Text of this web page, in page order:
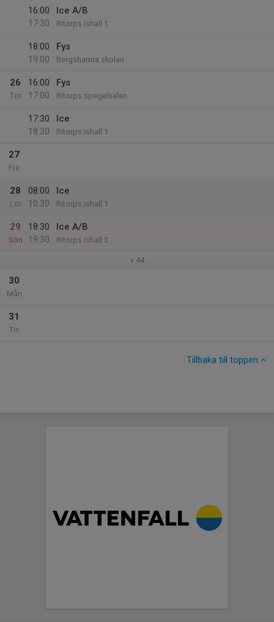
16:00
17:30
Ice A/B
Ritorps ishall 1
18:00
19:00
Fys
Bergshamra skolan
26
Tor
16:00
17:00
Fys
Ritorps spegelsalen
17:30
18:30
Ice
Ritorps ishall 1
27
Fre
28
Lör
08:00
10:30
Ice
Ritorps ishall 1
29
Sön
18:30
19:30
Ice A/B
Ritorps ishall 3
v.44
30
Mån
31
Tis
Tillbaka till toppen